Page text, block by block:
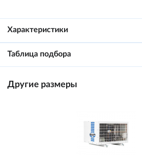
Характеристики
Таблица подбора
Другие размеры